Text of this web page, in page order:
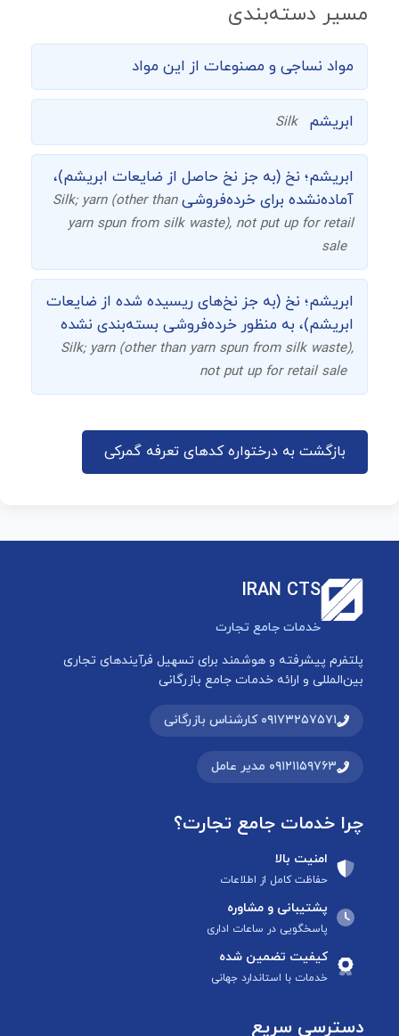
مسیر دسته‌بندی
مواد نساجی و مصنوعات از این مواد
ابریشم Silk
ابریشم؛ نخ (به جز نخ حاصل از ضایعات ابریشم)،
آماده‌نشده برای خرده‌فروشیSilk; yarn (other than
yarn spun from silk waste), not put up for retail
sale
ابریشم؛ نخ (به جز نخ‌های ریسیده شده از ضایعات
ابریشم)، به منظور خرده‌فروشی بسته‌بندی نشده
Silk; yarn (other than yarn spun from silk waste),
not put up for retail sale
بازگشت به درختواره کدهای تعرفه گمرکی
IRAN CTS
خدمات جامع تجارت
پلتفرم پیشرفته و هوشمند برای تسهیل فرآیندهای تجاری
بین‌المللی و ارائه خدمات جامع بازرگانی
۰۹۱۷۳۲۵۷۵۷۱ کارشناس بازرگانی
۰۹۱۲۱۱۵۹۷۶۳ مدیر عامل
چرا خدمات جامع تجارت؟
امنیت بالا
حفاظت کامل از اطلاعات
پشتیبانی و مشاوره
پاسخگویی در ساعات اداری
کیفیت تضمین شده
خدمات با استاندارد جهانی
دسترسی سریع